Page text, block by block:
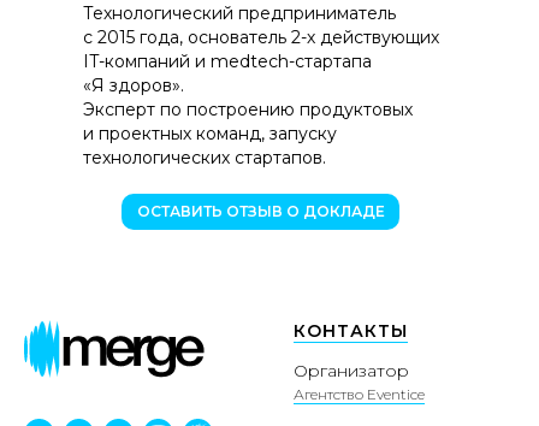
Технологический предприниматель
с 2015 года, основатель 2-х действующих
IT-компаний и medtech-стартапа
«Я здоров».
Эксперт по построению продуктовых
и проектных команд, запуску
технологических стартапов.
ОСТАВИТЬ ОТЗЫВ О ДОКЛАДЕ
КОНТАКТЫ
Организатор
Агентство Eventice